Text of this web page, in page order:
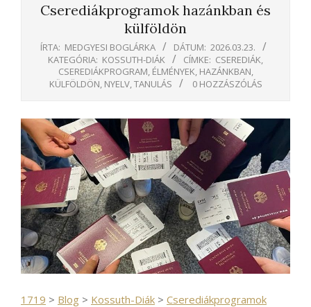
Cserediákprogramok hazánkban és
külföldön
ÍRTA: MEDGYESI BOGLÁRKA DÁTUM: 2026.03.23.
KATEGÓRIA: KOSSUTH-DIÁK CÍMKE: CSEREDIÁK,
CSEREDIÁKPROGRAM, ÉLMÉNYEK, HAZÁNKBAN,
KÜLFÖLDÖN, NYELV,TANULÁS 0 HOZZÁSZÓLÁS
1719 > Blog > Kossuth-Diák > Cserediákprogramok